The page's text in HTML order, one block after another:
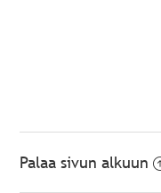
Palaa sivun alkuun